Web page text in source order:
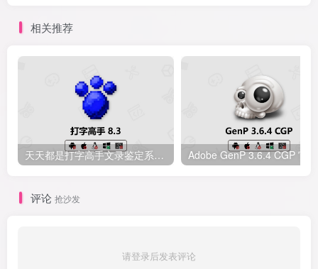
相关推荐
天天都是打字高手文录鉴定系统 v8.3 电脑版下载【附注册机】
评论 抢沙发
请登录后发表评论